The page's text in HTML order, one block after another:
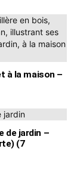
à la maison –
de jardin –
(7